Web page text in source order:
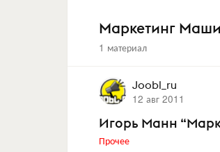
Маркетинг
1 материал
Joobl_ru
12 авг 2011
Игорь Манн
Прочее